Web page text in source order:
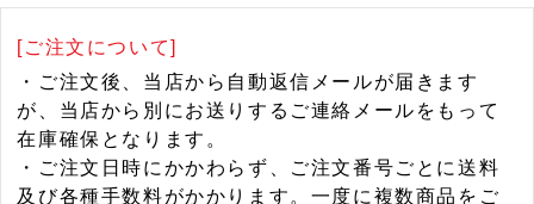
[ご注文について]
・ご注文後、当店から自動返信メールが届きます
が、当店から別にお送りするご連絡メールをもって
在庫確保となります。
・ご注文日時にかかわらず、ご注文番号ごとに送料
及び各種手数料がかかります。一度に複数商品をご